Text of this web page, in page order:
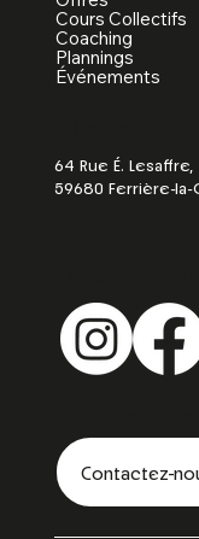
Cours Collectifs
Coaching
Plannings
Événements
64 Rue É. Lesaffre,
59680 Ferrière-la-
Contactez-